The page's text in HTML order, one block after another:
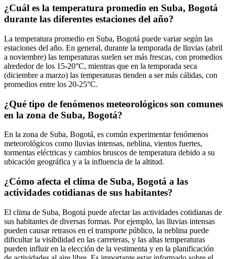
¿Cuál es la temperatura promedio en Suba, Bogotá
durante las diferentes estaciones del año?
La temperatura promedio en Suba, Bogotá puede variar según las
estaciones del año. En general, durante la temporada de lluvias (abril
a noviembre) las temperaturas suelen ser más frescas, con promedios
alrededor de los 15-20°C, mientras que en la temporada seca
(diciembre a marzo) las temperaturas tienden a ser más cálidas, con
promedios entre los 20-25°C.
¿Qué tipo de fenómenos meteorológicos son comunes
en la zona de Suba, Bogotá?
En la zona de Suba, Bogotá, es común experimentar fenómenos
meteorológicos como lluvias intensas, neblina, vientos fuertes,
tormentas eléctricas y cambios bruscos de temperatura debido a su
ubicación geográfica y a la influencia de la altitud.
¿Cómo afecta el clima de Suba, Bogotá a las
actividades cotidianas de sus habitantes?
El clima de Suba, Bogotá puede afectar las actividades cotidianas de
sus habitantes de diversas formas. Por ejemplo, las lluvias intensas
pueden causar retrasos en el transporte público, la neblina puede
dificultar la visibilidad en las carreteras, y las altas temperaturas
pueden influir en la elección de la vestimenta y en la planificación